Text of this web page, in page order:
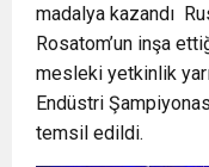
Gündeminde:
Bile Çiğnendi”
18:28 Eğitim
Abdulrezak
madalya kazandı
Rosatom’un inşa
mesleki yetkinlik
Endüstri
temsil edildi.